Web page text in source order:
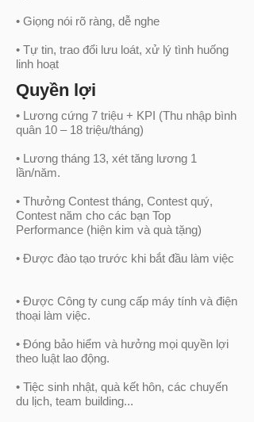
• Giọng nói rõ ràng, dễ nghe
• Tự tin, trao đổi lưu loát, xử lý tình huống
linh hoạt
Quyền lợi
• Lương cứng 7 triệu + KPI (Thu nhập bình
quân 10 – 18 triệu/tháng)
• Lương tháng 13, xét tăng lương 1
lần/năm.
• Thưởng Contest tháng, Contest quý,
Contest năm cho các bạn Top
Performance (hiện kim và quà tặng)
• Được đào tạo trước khi bắt đầu làm việc
• Được Công ty cung cấp máy tính và điện
thoại làm việc.
• Đóng bảo hiểm và hưởng mọi quyền lợi
theo luật lao động.
• Tiệc sinh nhật, quà kết hôn, các chuyến
du lịch, team building...